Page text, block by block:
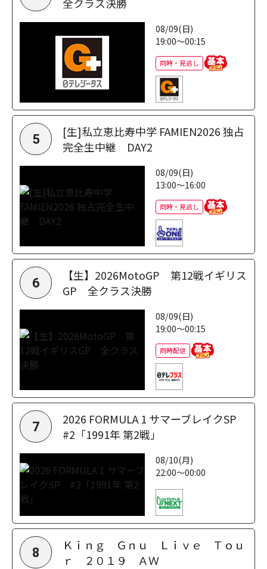
08/09(日)
19:00～00:15
同時・見逃し
5
[生]私立恵比寿中学 FAMIEN2026 独占
完全生中継 DAY2
08/09(日)
13:00～16:00
同時・見逃し
6
【生】2026MotoGP 第12戦イギリス
GP 全クラス決勝
08/09(日)
19:00～00:15
同時配信
7
2026 FORMULA 1 サマーブレイクSP
#2「1991年 第2戦」
08/10(月)
22:00～00:00
8
Ｋｉｎｇ Ｇｎｕ Ｌｉｖｅ Ｔｏｕ
ｒ ２０１９ ＡＷ